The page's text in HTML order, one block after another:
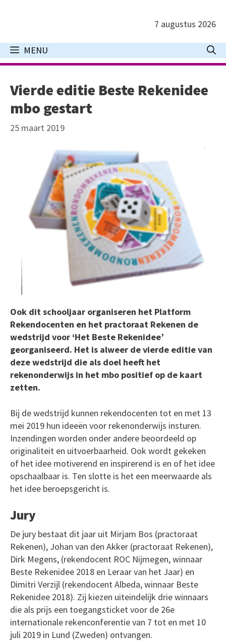
inhoud
7 augustus 2026
MENU
Vierde editie Beste Rekenidee
mbo gestart
25 maart 2019
Ook dit schooljaar organiseren het Platform
Rekendocenten en het practoraat Rekenen de
wedstrijd voor ‘Het Beste Rekenidee’
georganiseerd. Het is alweer de vierde editie van
deze wedstrijd die als doel heeft het
rekenonderwijs in het mbo positief op de kaart
zetten.
Bij de wedstrijd kunnen rekendocenten tot en met 13
mei 2019 hun ideeën voor rekenonderwijs insturen.
Inzendingen worden onder andere beoordeeld op
originaliteit en uitvoerbaarheid. Ook wordt gekeken
of het idee motiverend en inspirerend is en of het idee
opschaalbaar is. Ten slotte is het een meerwaarde als
het idee beroepsgericht is.
Jury
De jury bestaat dit jaar uit Mirjam Bos (practoraat
Rekenen), Johan van den Akker (practoraat Rekenen),
Dirk Megens, (rekendocent ROC Nijmegen, winnaar
Beste Rekenidee 2018 en Leraar van het Jaar) en
Dimitri Verzijl (rekendocent Albeda, winnaar Beste
Rekenidee 2018). Zij kiezen uiteindelijk drie winnaars
die als prijs een toegangsticket voor de 26e
internationale rekenconferentie van 7 tot en met 10
juli 2019 in Lund (Zweden) ontvangen.